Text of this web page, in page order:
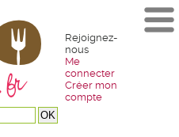
Rejoignez-
nous
Me
connecter
Créer mon
compte